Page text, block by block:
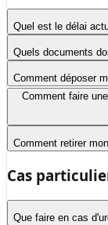
Quel est le délai
Quels documents
Comment déposer
Comment faire
Comment retirer
Cas
Que faire en cas